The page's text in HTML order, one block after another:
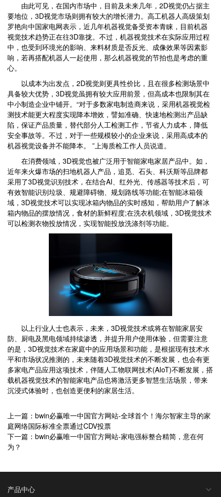
由此可见，在国内市场中，目前及未来几年，2D视觉仍占据主
要地位，3D视觉市场则拥有较大的增长潜力。高工机器人高级策划
罗艳向中国家电网表示，近几年机器视觉备受资本青睐，目前机器
视觉技术趋势正在往3D靠拢。不过，机器视觉技术在实际应用过程
中，也受到环境光的影响、来料材质是否反光、成像效果等因素影
响，若再搭配机器人一起使用，那么机器视觉的节拍也是考虑的重
心。
以成本为出发点，2D视觉则更具性价比，且在很多检测场景中
具备较大优势，3D视觉虽拥有较大应用前景，但高成本也限制其在
中小制造企业中铺开。“对于多数家电制造商来说，采用机器视觉检
测技术能更大程度实现降本增效，譬如准确、快速地检测出产品缺
陷，保证产品质量，替代部分人工检测工作，节省人力成本，降低
安全事故等。不过，对于一些规模较小的企业来说，采用高成本的
机器视觉设备并不能降本。 ”上海质检工作人员说道。
在消费领域，3D视觉也被广泛用于智能家电家居产品中。如，
近年来火爆市场的扫地机器人产品，追觅、石头、科沃斯等品牌都
采用了3D视觉识别技术，在结合AI、红外光、传感器等技术后，可
有效智能识别垃圾、规避障碍物、规划路线等功能;在智能冰箱领
域，3D视觉技术可以实现冰箱内物品的实时感知，帮助用户了解冰
箱内物品的摆放情况，食材的新鲜程度;在洗衣机领域，3D视觉技术
可以检测衣物投放情况，实现智能投放洗涤剂等功能。
以上行业人士也表示，未来，3D视觉技术或将在智能家居安
防、厨电及黑电领域持续渗透，并提升用户使用体验，但需要注意
的是，3D视觉技术在家庭中的应用场景和功能，是根据现有技术水
平和市场状况推测的，未来随着3D视觉技术的不断发展，也会有更
多家电产品应用这项技术，伴随人工物联网技术(AIoT)不断发展，搭
载机器视觉技术的智能家电产品也将激活更多智慧生活场景，带来
沉浸式体验时，也创造更便利的家居生活。
上一篇：bwin必赢唯一中国官方网站-全球首个！海尔智家主导的家
庭网络国际标准全票通过CDV投票
下一篇：bwin必赢唯一中国官方网站-家电强标整合精简，意在何
为？
产品中心